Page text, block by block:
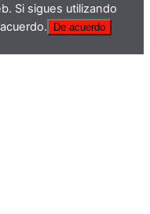
Si sigues utilizando
De acuerdo